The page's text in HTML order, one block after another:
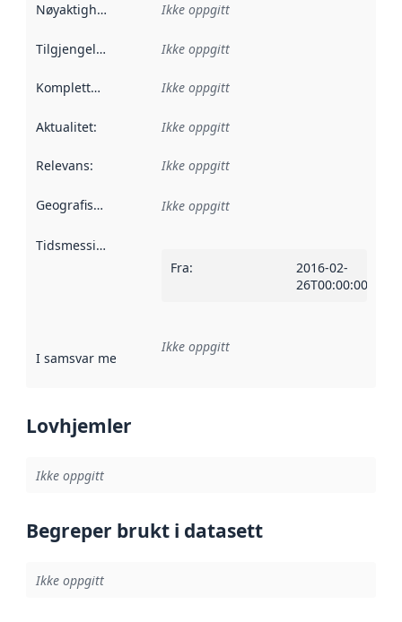
Nøyaktighet Ikke oppgitt
Tilgjengelighet Ikke oppgitt
Kompletthet Ikke oppgitt
Aktualitet: Ikke oppgitt
Relevans: Ikke oppgitt
Geografisk avgrensning :
Ikke oppgitt
Tidsmessig avgrensning
Fra:
2016-02-
26T00:00:00Z
I samsvar med Referanse til en implementasjonsregel
Ikke oppgitt
Lovhjemler
Ikke oppgitt
Begreper brukt i datasett
Ikke oppgitt